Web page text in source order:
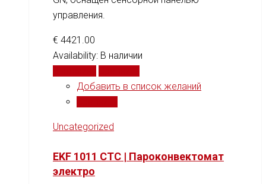
управления.
€ 4421.00
Availability: В наличии
Добавить в список желаний
Uncategorized
EKF 1011 CTC | Пароконвектомат
электро